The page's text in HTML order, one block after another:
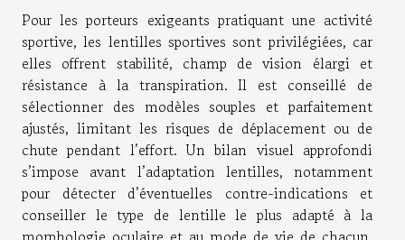
Pour les porteurs exigeants pratiquant une activité
sportive, les lentilles sportives sont privilégiées, car
elles offrent stabilité, champ de vision élargi et
résistance à la transpiration. Il est conseillé de
sélectionner des modèles souples et parfaitement
ajustés, limitant les risques de déplacement ou de
chute pendant l’effort. Un bilan visuel approfondi
s’impose avant l’adaptation lentilles, notamment
pour détecter d’éventuelles contre-indications et
conseiller le type de lentille le plus adapté à la